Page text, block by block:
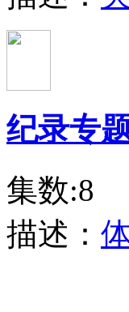
纪录专
集数:8
描述：